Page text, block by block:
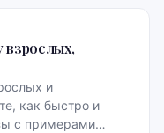
и
как быстро и
с примерами